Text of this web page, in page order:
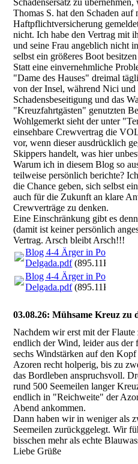
Schadensersatz zu
Thomas S. hat den Schaden
Haftpflichtversicherung
nicht. Ich habe den Vertrag mit
und seine Frau angeblich nicht
selbst ein größeres Boot
Statt eine einvernehmliche
"Dame des Hauses" dreimal
von der Insel, während Nici und
Schadensbeseitigung und das
"Kreuzfahrtgästen" genutzten
Wohlgemerkt sieht der unter
einsehbare Crewvertrag die
vor, wenn dieser ausdrücklich
Skippers handelt, was hier
Warum ich in diesem Blog so
teilweise persönlich berichte?
die Chance geben, sich selbst
auch für die Zukunft an klare
Crewverträge zu denken.
Eine Einschränkung gibt es
(damit ist keiner persönlich
Vertrag. Arsch bleibt Arsch!!!
Blog 4-4 Ärger in Ponta
Delgada.pdf(895.11KB)
Blog 4-4 Ärger in Ponta
Delgada.pdf(895.11KB)
03.08.26: Mühsame Kreuz zu
Nachdem wir erst mit der
endlich der Wind, leider aus
sechs Windstärken auf den
Azoren recht holperig, bis zu
das Bordleben anspruchsvoll.
rund 500 Seemeilen langer
endlich in "Reichweite" der
Abend ankommen.
Dann haben wir in weniger als
Seemeilen zurückggelegt. Wir
bisschen mehr als echte
Liebe Grüße